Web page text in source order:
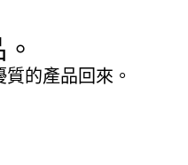
的產品回來。